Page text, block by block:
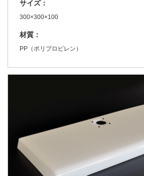
サイズ：
300×300×100
材質：
PP（ポリプロピレン）